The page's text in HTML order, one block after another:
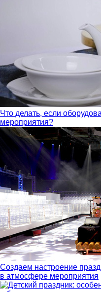
Что делать, если
мероприятия?
Создаем настроение
в атмосфере мероприятия